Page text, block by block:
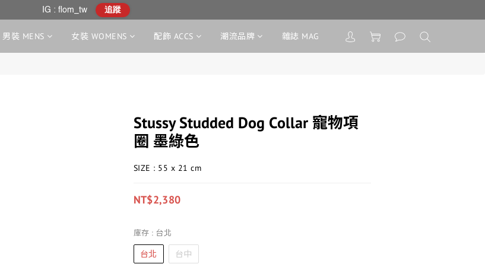
男裝 MENS 女裝 WOMENS 配飾 ACCS 潮流品牌 雜誌 MAG
Stussy Studded Dog Collar 寵物項
圈 墨綠色
SIZE : 55 x 21 cm
NT$2,380
庫存 : 台北
台北 台中
IG : flom_tw 追蹤